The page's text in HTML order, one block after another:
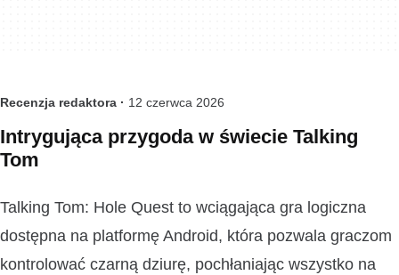
Recenzja redaktora · 12 czerwca 2026
Intrygująca przygoda w świecie Talking
Tom
Talking Tom: Hole Quest to wciągająca gra logiczna
dostępna na platformę Android, która pozwala graczom
kontrolować czarną dziurę, pochłaniając wszystko na